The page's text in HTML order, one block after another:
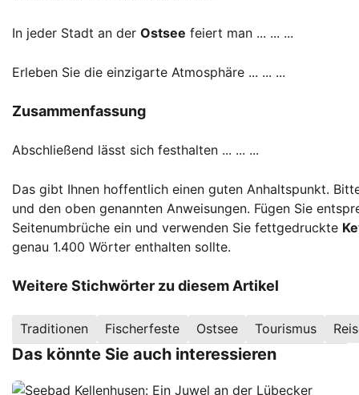
In jeder Stadt an der Ostsee feiert man ... ... ...
Erleben Sie die einzigarte Atmosphäre ... ... ...
Zusammenfassung
Abschließend lässt sich festhalten ... ... ...
Das gibt Ihnen hoffentlich einen guten Anhaltspunkt.
und den oben genannten Anweisungen. Fügen Sie
Seitenumbrüche ein und verwenden Sie fettgedruckte
genau 1.400 Wörter enthalten sollte.
Weitere Stichwörter zu diesem Artikel
Traditionen Fischerfeste Ostsee Tourismus
Das könnte Sie auch interessieren